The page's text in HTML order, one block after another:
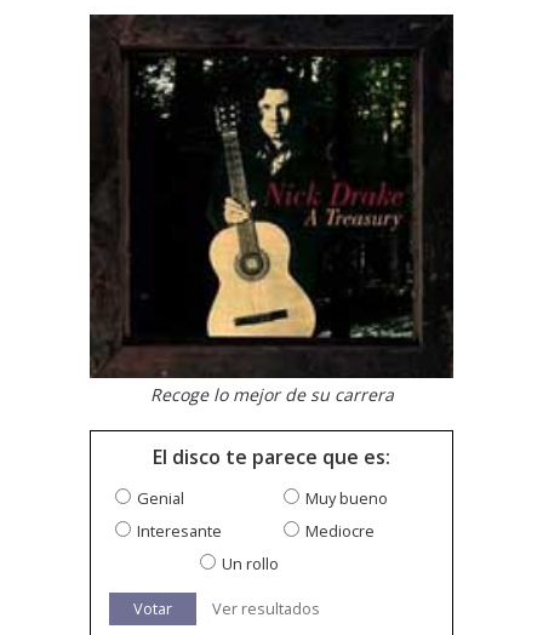
Recoge lo mejor de su carrera
El disco te parece que es:
Genial
Muy bueno
Interesante
Mediocre
Un rollo
Votar Ver resultados